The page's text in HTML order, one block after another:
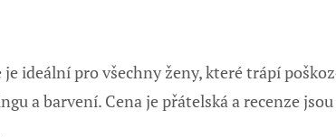
ideální pro všechny ženy, které trápí
a barvení. Cena je přátelská a recenze